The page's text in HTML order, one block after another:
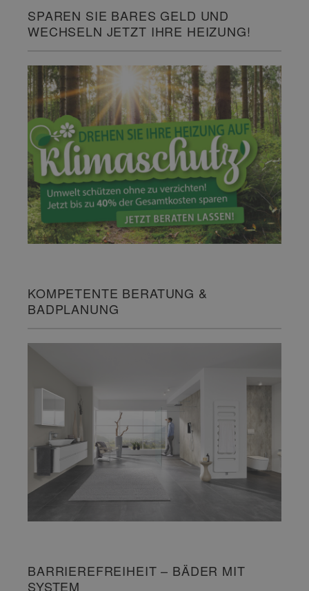
SPAREN SIE BARES GELD UND
WECHSELN JETZT IHRE HEIZUNG!
KOMPETENTE BERATUNG &
BADPLANUNG
BARRIEREFREIHEIT – BÄDER MIT
SYSTEM